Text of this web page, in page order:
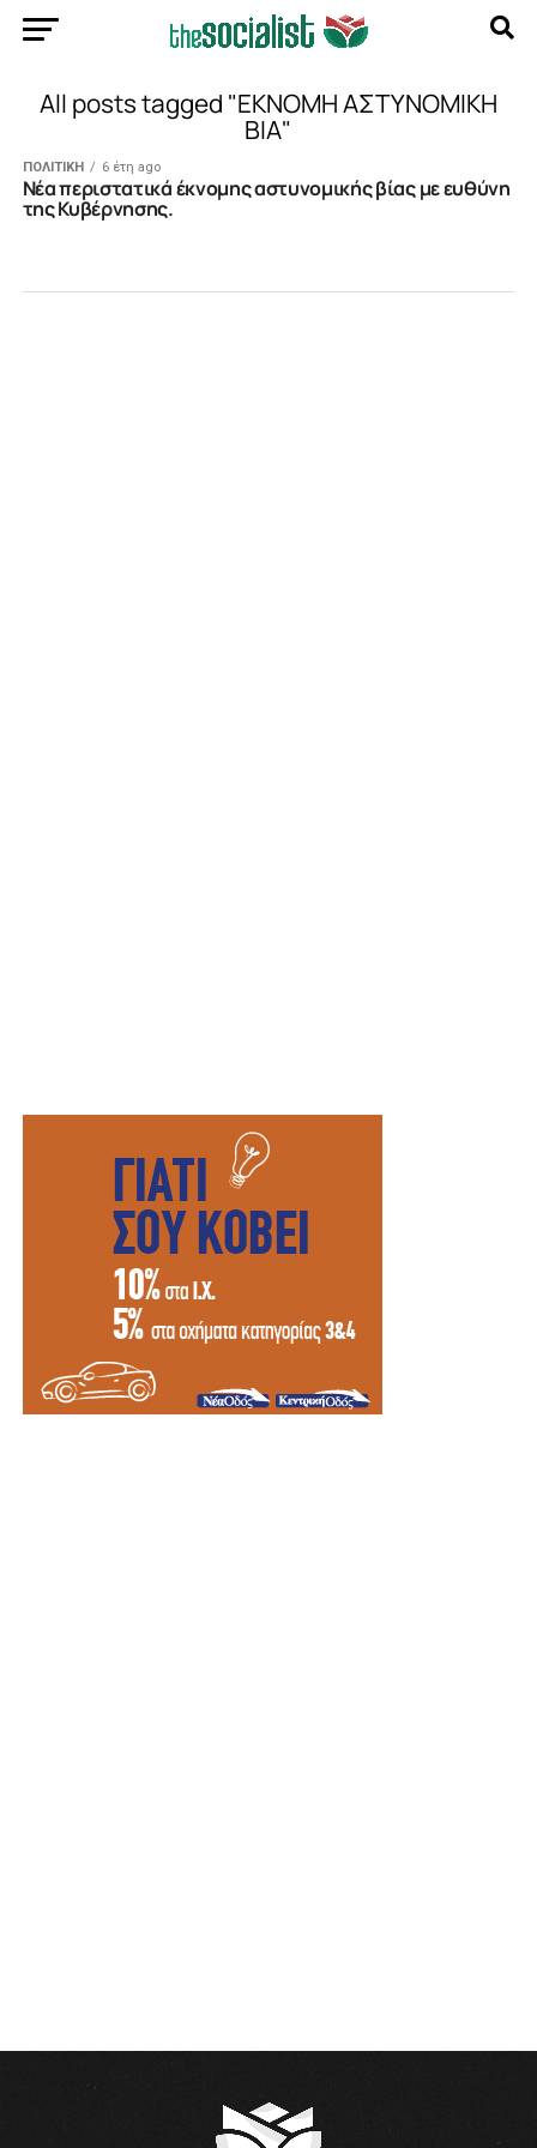
All posts tagged "ΕΚΝΟΜΗ ΑΣΤΥΝΟΜΙΚΗ
ΒΙΑ"
ΠΟΛΙΤΙΚΗ 6 έτη ago
Νέα περιστατικά έκνομης αστυνομικής βίας με ευθύνη
της Κυβέρνησης.